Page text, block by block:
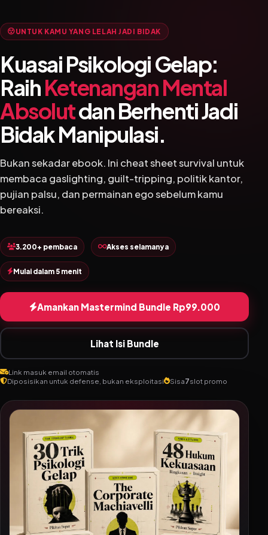
UNTUK KAMU YANG LELAH JADI BIDAK
Kuasai Psikologi Gelap:
RaihKetenangan Mental
Absolutdan Berhenti Jadi
Bidak Manipulasi.
Bukan sekadar ebook. Ini cheat sheet survival untuk
membaca gaslighting, guilt-tripping, politik kantor,
pujian palsu, dan permainan ego sebelum kamu
bereaksi.
3.200+ pembaca Akses selamanya
Mulai dalam 5 menit
Amankan Mastermind Bundle Rp99.000
Lihat Isi Bundle
Link masuk email otomatis
Diposisikan untuk defense, bukan eksploitasi
Sisa7slot promo